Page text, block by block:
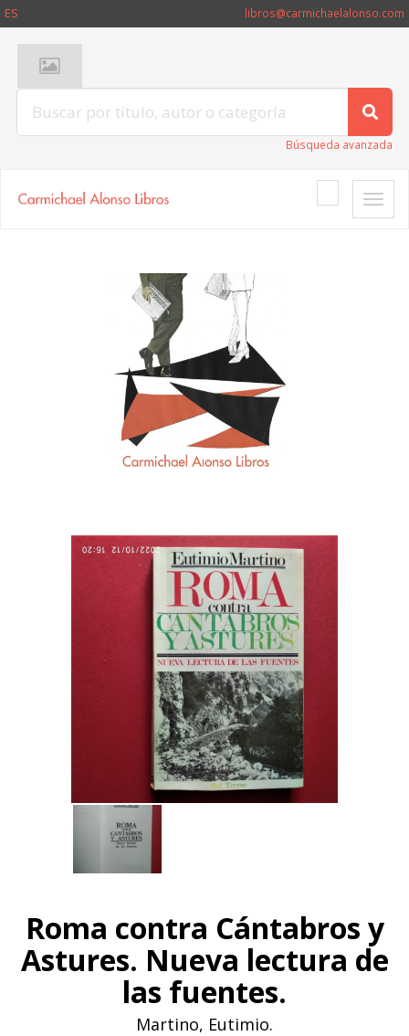
ES libros@carmichaelalonso.com
Búsqueda avanzada
Toggle
Roma contra Cántabros y
Astures. Nueva lectura de
las fuentes.
Martino, Eutimio.